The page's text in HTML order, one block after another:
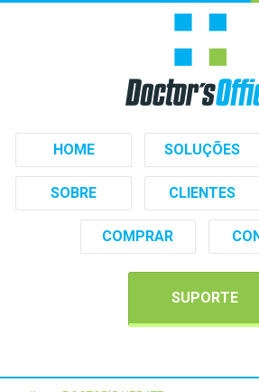
HOME SOLUÇÕES
SOBRE CLIENTES
COMPRAR
SUPORTE